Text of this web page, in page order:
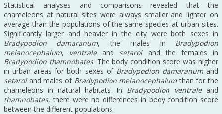
Statistical analyses and comparisons revealed that the
chameleons at natural sites were always smaller and lighter on
average than the populations of the same species at urban sites.
Significantly larger and heavier in the city were both sexes in
Bradypodion damaranum, the males in Bradypodion
melanocephalum, ventraleand setaroiand the females in
Bradypodion thamnobates. The body condition score was higher
in urban areas for both sexes of Bradypodion damaranumand
setaroiand males of Bradypodion melanocephalumthan for the
chameleons in natural habitats. In Bradypodion ventraleand
thamnobates, there were no differences in body condition score
between the different populations.